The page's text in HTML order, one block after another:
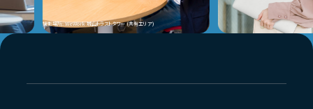
撮影場所: WeWork 城山トラストタワー (共有エリア)